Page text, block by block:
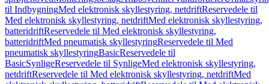
til IndbygningMed elektronisk skyllestyring, netdriftReservedele til
Med elektronisk skyllestyring, netdriftMed elektronisk skyllestyring,
batteridriftReservedele til Med elektronisk skyllestyring,
batteridriftMed pneumatisk skyllestyringReservedele til Med
pneumatisk skyllestyringBasicReservedele til
BasicSynligeReservedele til SynligeMed elektronisk skyllestyring,
netdriftReservedele til Med elektronisk skyllestyring, netdriftMed